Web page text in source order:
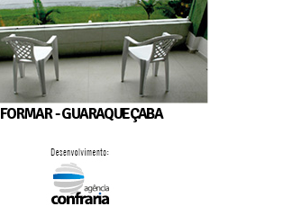
FORMAR - GUARAQUEÇABA